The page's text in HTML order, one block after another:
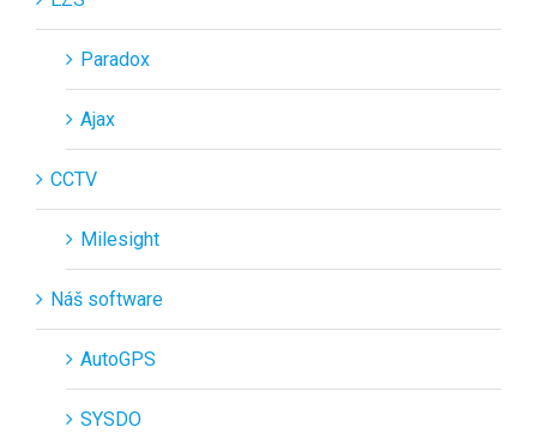
Paradox
Ajax
CCTV
Milesight
Náš software
AutoGPS
SYSDO